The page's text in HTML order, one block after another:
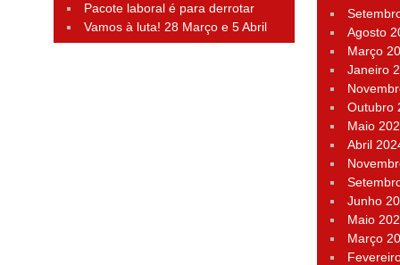
Pacote laboral é para derrotar
Vamos à luta! 28 Março e 5 Abril
Agosto
Março
Janeiro
Outubro
Maio
Abril
Junho
Maio
Março